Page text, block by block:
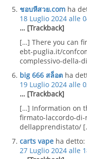
ชอบหีสวย.com ha
18 Luglio 2024 alle
… [Trackback]
[…] There you can
ebt-puglia.it/
complessivo-della-
big 666 สล็อต ha
19 Luglio 2024 alle
… [Trackback]
[…] Information on
firmato-laccordo-
dellapprendistato/
carts vape ha detto:
27 Luglio 2024 alle